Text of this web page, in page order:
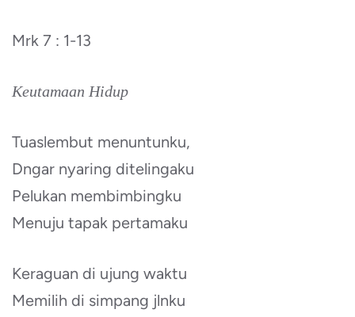
Mrk 7 : 1-13
Keutamaan Hidup
Tuaslembut menuntunku,
Dngar nyaring ditelingaku
Pelukan membimbingku
Menuju tapak pertamaku
Keraguan di ujung waktu
Memilih di simpang jlnku